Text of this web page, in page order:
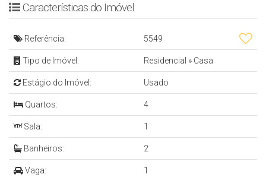
- Sala
- Sacada
- 2 BWC
- Área de Churrasqueira
- Área de Serviço
- 1 Vaga de Garagem Coberta
- 200 m²
Mais informações: Inbox, Whatsapp ou Email
Características do Imóvel
Referência: 5549
Tipo de Imóvel: Residencial » Casa
Estágio do Imóvel: Usado
Quartos: 4
Sala: 1
Banheiros: 2
Vaga: 1